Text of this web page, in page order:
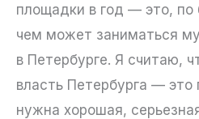
площадки в год — это, по
чем может заниматься
в Петербурге. Я считаю,
власть Петербурга —
нужна хорошая,